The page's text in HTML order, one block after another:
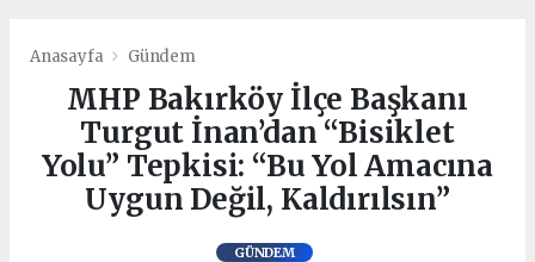
Anasayfa Gündem
MHP Bakırköy İlçe Başkanı
Turgut İnan’dan “Bisiklet
Yolu” Tepkisi: “Bu Yol Amacına
Uygun Değil, Kaldırılsın”
GÜNDEM